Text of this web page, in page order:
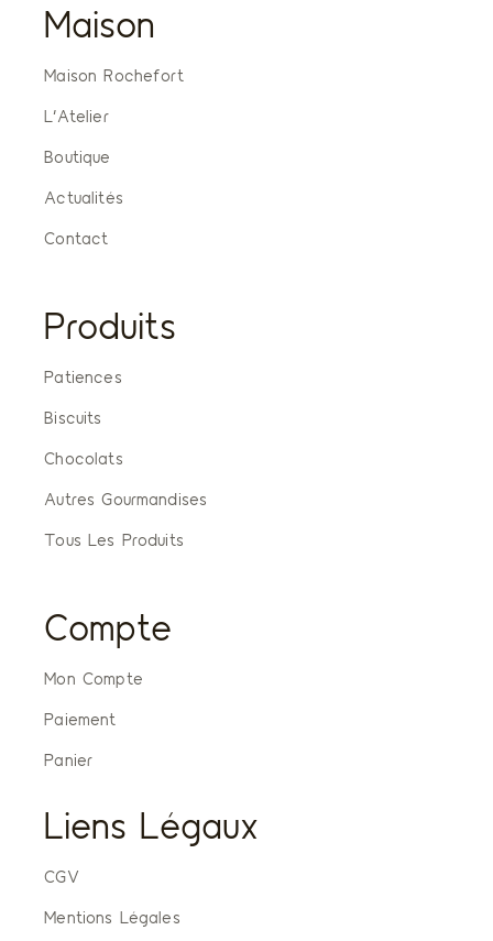
Maison
Maison Rochefort
L’Atelier
Boutique
Actualités
Contact
Produits
Patiences
Biscuits
Chocolats
Autres Gourmandises
Tous Les Produits
Compte
Mon Compte
Paiement
Panier
Liens Légaux
CGV
Mentions Légales